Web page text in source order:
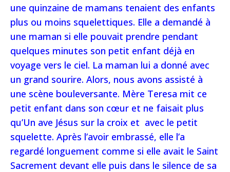
une quinzaine de mamans tenaient des enfants
plus ou moins squelettiques. Elle a demandé à
une maman si elle pouvait prendre pendant
quelques minutes son petit enfant déjà en
voyage vers le ciel. La maman lui a donné avec
un grand sourire. Alors, nous avons assisté à
une scène bouleversante. Mère Teresa mit ce
petit enfant dans son cœur et ne faisait plus
qu’Un ave Jésus sur la croix et avec le petit
squelette. Après l’avoir embrassé, elle l’a
regardé longuement comme si elle avait le Saint
Sacrement devant elle puis dans le silence de sa